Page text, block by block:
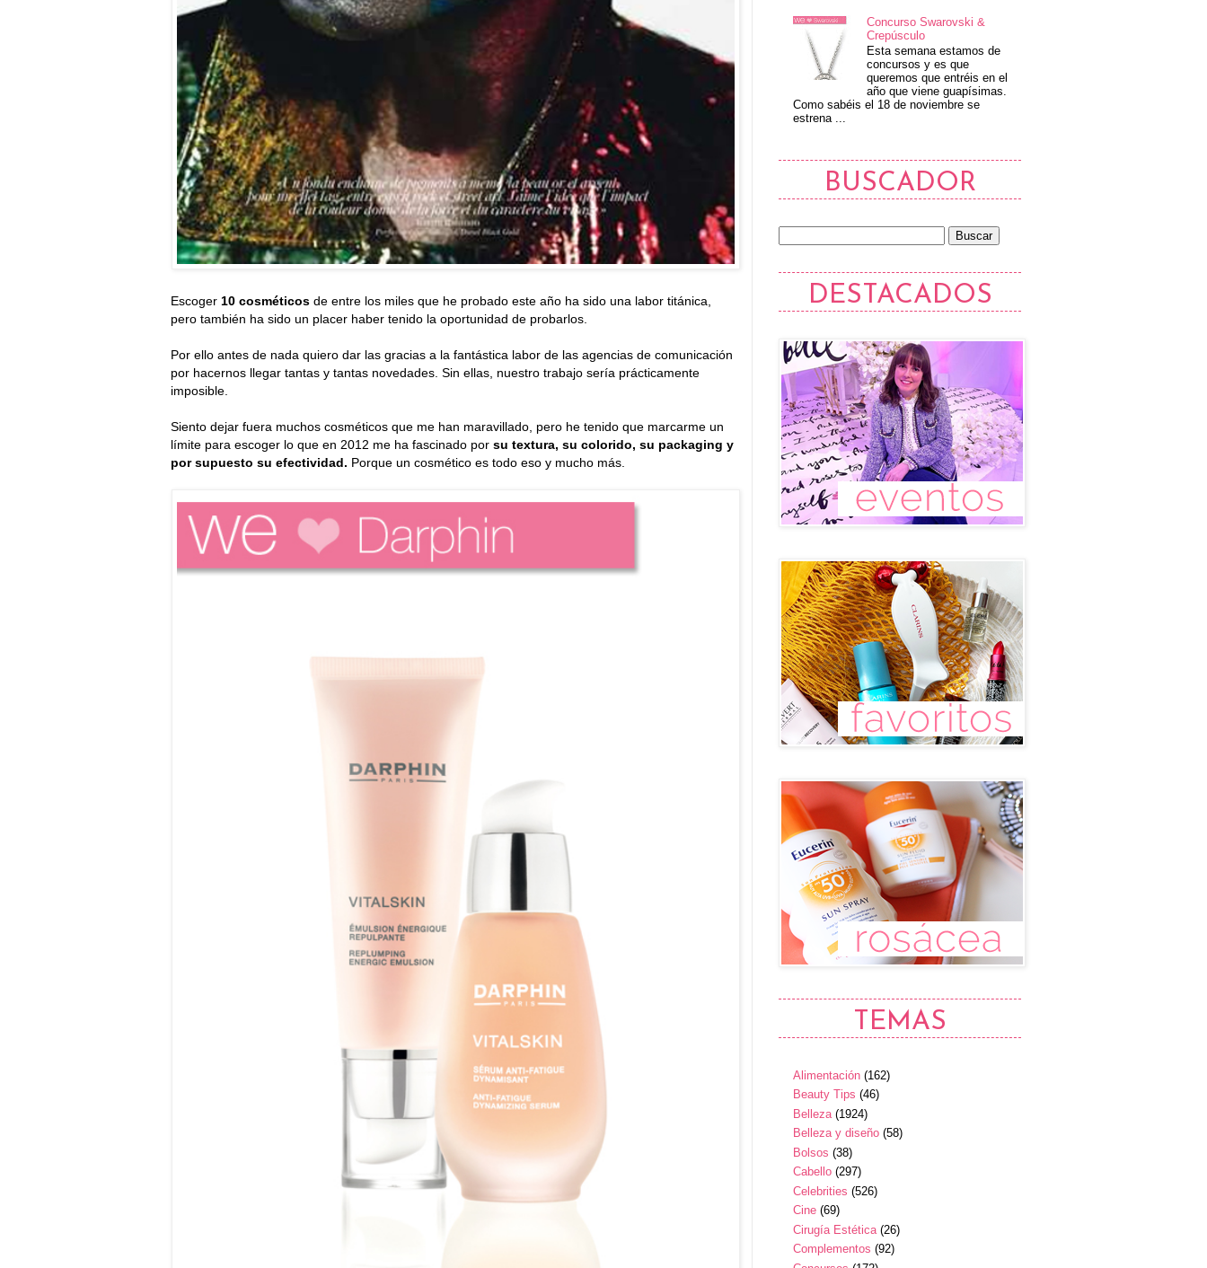
Escoger 10 cosméticos de entre los miles que he probado este año ha sido una labor titánica,
pero también ha sido un placer haber tenido la oportunidad de probarlos.
Por ello antes de nada quiero dar las gracias a la fantástica labor de las agencias de comunicación
por hacernos llegar tantas y tantas novedades. Sin ellas, nuestro trabajo sería prácticamente
imposible.
Siento dejar fuera muchos cosméticos que me han maravillado, pero he tenido que marcarme un
límite para escoger lo que en 2012 me ha fascinado por su textura, su colorido, su packaging y
por supuesto su efectividad. Porque un cosmético es todo eso y mucho más.
Concurso Swarovski &
Crepúsculo
Esta semana estamos de
concursos y es que
queremos que entréis en el
año que viene guapísimas.
Como sabéis el 18 de noviembre se
estrena ...
BUSCADOR
DESTACADOS
TEMAS
Alimentación (162)
Beauty Tips (46)
Belleza (1924)
Belleza y diseño (58)
Bolsos (38)
Cabello (297)
Celebrities (526)
Cine (69)
Cirugía Estética (26)
Complementos (92)